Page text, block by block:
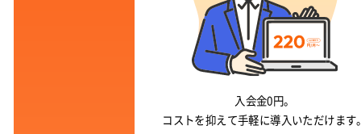
入会金0円。
コストを抑えて手軽に導入いただけます。